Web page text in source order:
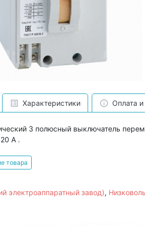
Характеристики Оплата
3 полюсный выключатель
А .
товара
электроаппаратный завод),